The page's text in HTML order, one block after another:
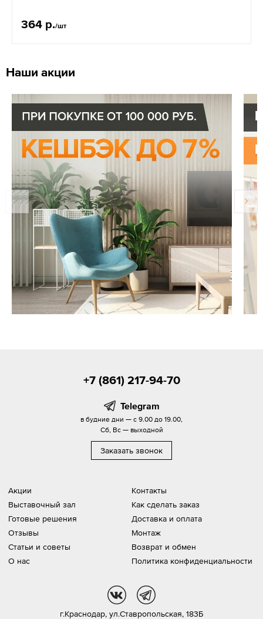
364 р./шт
Наши акции
Акции
Выставочный зал
Готовые решения
Отзывы
Статьи и советы
О нас
Контакты
Как сделать заказ
Доставка и оплата
Монтаж
Возврат и обмен
Политика конфиденциальности
+7 (861) 217-94-70
Telegram
в будние дни — с 9.00 до 19.00,
Сб, Вс — выходной
Заказать звонок
г.Краснодар, ул.Ставропольская, 183Б
vk tg